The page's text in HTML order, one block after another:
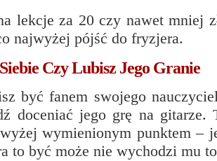
lekcje za 20 czy nawet mniej
najwyżej pójść do fryzjera.
Czy Lubisz Jego Granie
być fanem swojego
doceniać jego grę na gitarze.
wymienionym punktem –
to być może nie wychodzi mu